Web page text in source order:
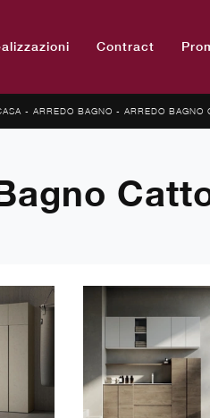
Contract
- ARREDO BAGNO - ARREDO BAGNO